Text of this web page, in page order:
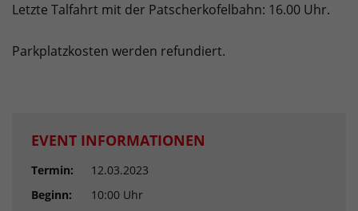
Letzte Talfahrt mit der Patscherkofelbahn: 16.00 Uhr.
Parkplatzkosten werden refundiert.
EVENT INFORMATIONEN
Termin:
12.03.2023
Beginn:
10:00 Uhr